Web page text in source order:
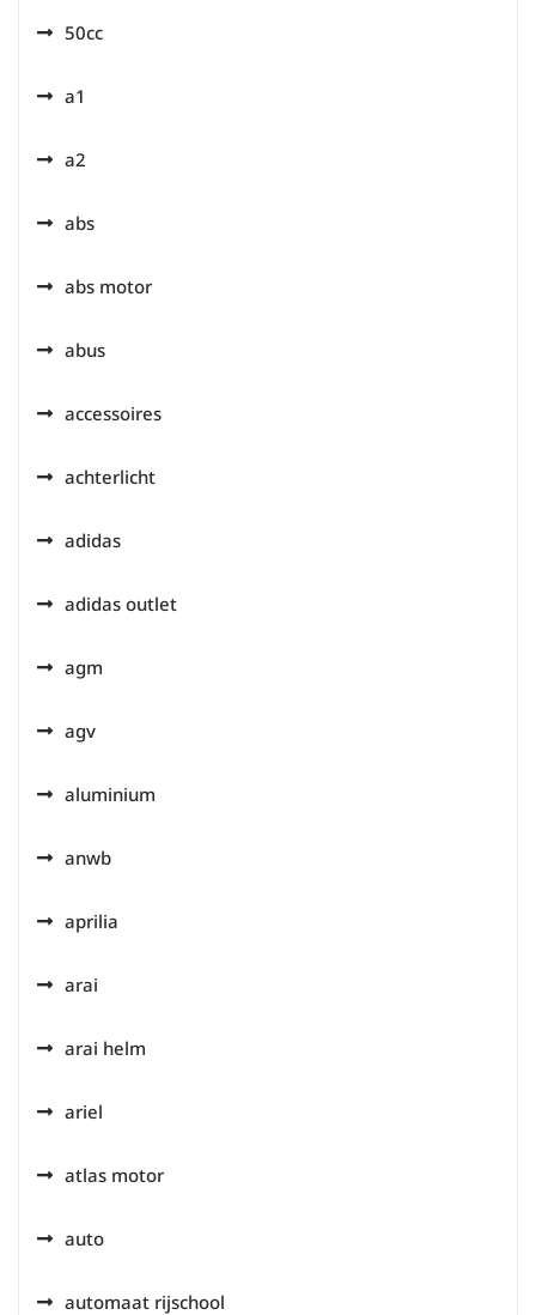
50cc
a1
a2
abs
abs motor
abus
accessoires
achterlicht
adidas
adidas outlet
agm
agv
aluminium
anwb
aprilia
arai
arai helm
ariel
atlas motor
auto
automaat rijschool